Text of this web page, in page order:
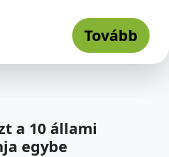
Tovább
a 10 állami
egybe